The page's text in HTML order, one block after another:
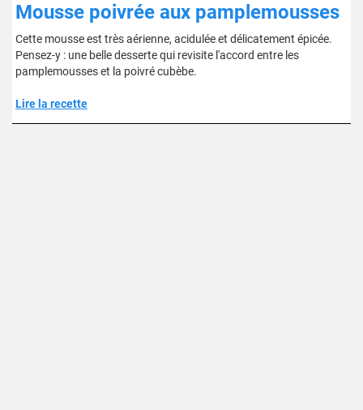
Mousse poivrée aux pamplemousses
Cette mousse est très aérienne, acidulée et délicatement épicée.
Pensez-y : une belle desserte qui revisite l'accord entre les
pamplemousses et la poivré cubèbe.
Lire la recette